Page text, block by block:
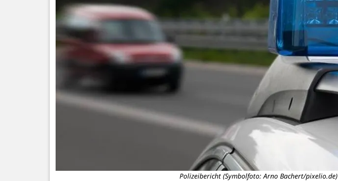
Polizeibericht (Symbolfoto: Arno Bachert/pixelio.de)